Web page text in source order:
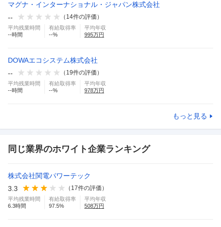
マグナ・インターナショナル・ジャパン株式会社
--
（ 14件の評価）
平均残業時間
--時間
有給取得率
--%
平均年収
995万円
DOWAエコシステム株式会社
--
（ 19件の評価）
平均残業時間
--時間
有給取得率
--%
平均年収
978万円
もっと見る
同じ業界のホワイト企業ランキング
株式会社関電パワーテック
3.3
（ 17件の評価）
平均残業時間
6.3時間
有給取得率
97.5%
平均年収
508万円